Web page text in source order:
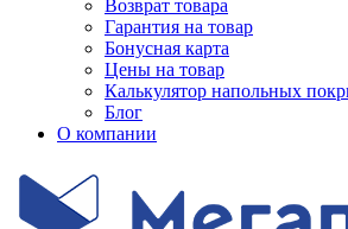
Возврат товара
Гарантия на товар
Бонусная карта
Цены на товар
Калькулятор напольных
Блог
О компании